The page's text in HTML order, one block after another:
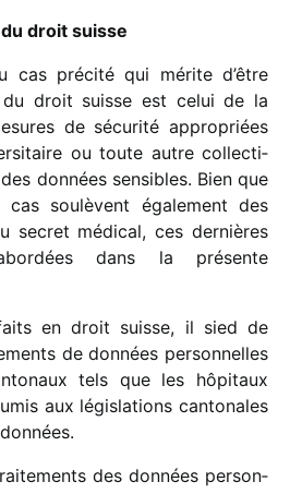
droit suisse
cas précité qui mérite d’être
du droit suisse est celui de la
de sécu­rité appro­priées
ou toute autre collec­ti­
données sensibles. Bien que
soulèvent égale­ment des
secret médi­cal, ces dernières
dans la présente
en droit suisse, il sied de
de données person­nelles
tels que les hôpi­taux
aux légis­la­tions canto­nales
des données person­